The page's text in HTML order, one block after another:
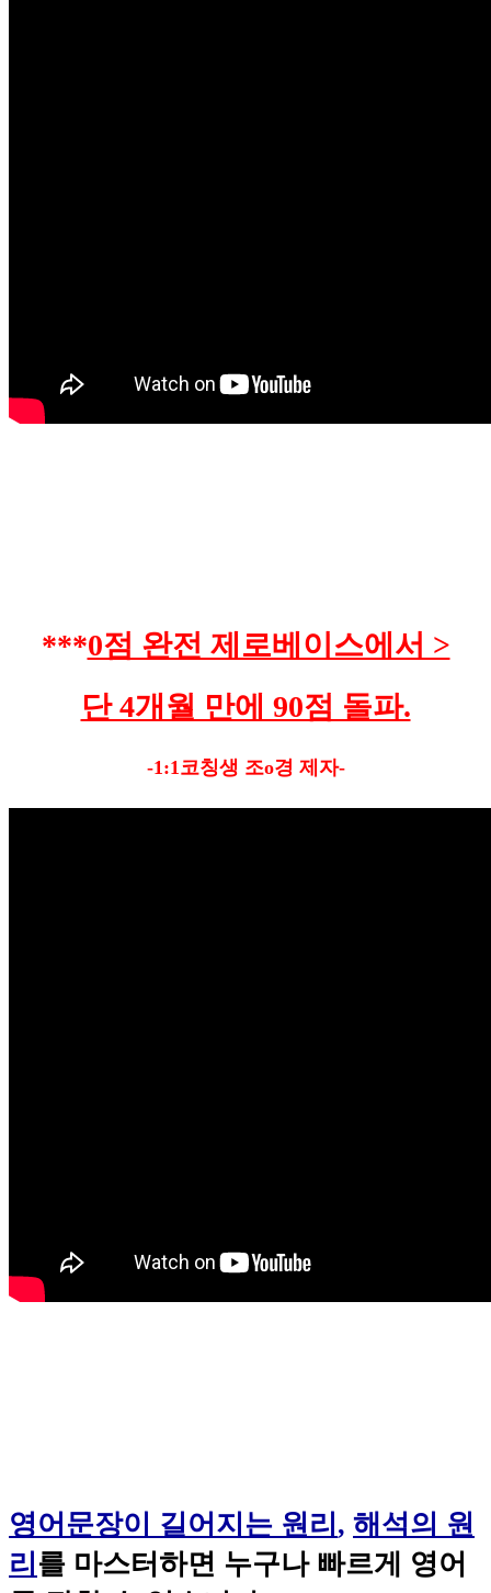
***0점 완전 제로베이스에서 >
단 4개월 만에 90점 돌파.
-1:1코칭생 조o경 제자-
영어문장이 길어지는 원리 , 해석의 원
리 를 마스터하면 누구나 빠르게 영어